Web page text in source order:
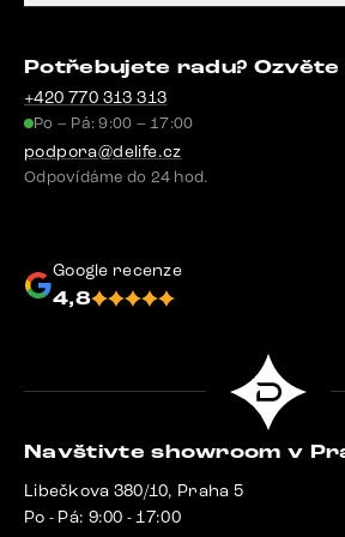
Potřebujete radu? Ozvěte
+420 770 313 313
Po – Pá: 9:00 – 17:00
podpora@delife.cz
Odpovídáme do 24 hod.
Google recenze
4,8
Navštivte showroom v
Libečkova 380/10, Praha 5
Po - Pá: 9:00 - 17:00